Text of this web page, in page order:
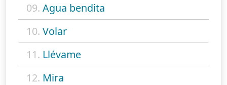
09. Agua bendita
10. Volar
11. Llévame
12. Mira